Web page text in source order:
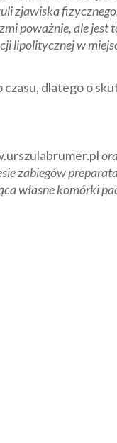
zjawiska
poważnie, ale jest
lipolitycznej w
czasu, dlatego o
zabiegów
własne komórki